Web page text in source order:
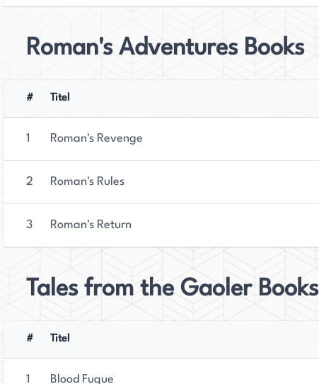
Roman's Adventures Books
# Titel
1 Roman's Revenge
2 Roman's Rules
3 Roman's Return
Tales from the Gaoler Books
# Titel
1 Blood Fugue